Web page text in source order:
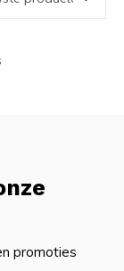
promoties